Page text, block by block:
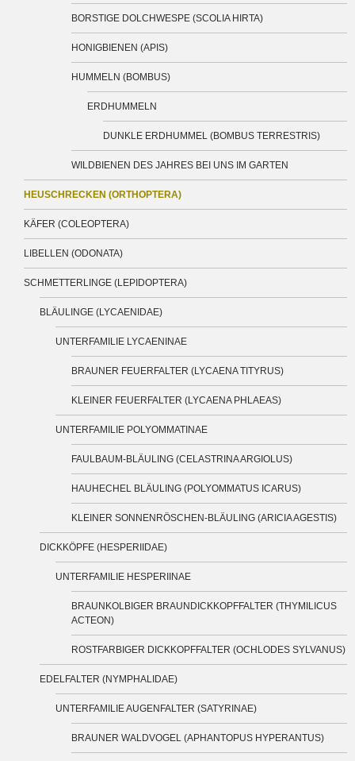
BORSTIGE DOLCHWESPE (SCOLIA HIRTA)
HONIGBIENEN (APIS)
HUMMELN (BOMBUS)
ERDHUMMELN
DUNKLE ERDHUMMEL (BOMBUS TERRESTRIS)
WILDBIENEN DES JAHRES BEI UNS IM GARTEN
HEUSCHRECKEN (ORTHOPTERA)
KÄFER (COLEOPTERA)
LIBELLEN (ODONATA)
SCHMETTERLINGE (LEPIDOPTERA)
BLÄULINGE (LYCAENIDAE)
UNTERFAMILIE LYCAENINAE
BRAUNER FEUERFALTER (LYCAENA TITYRUS)
KLEINER FEUERFALTER (LYCAENA PHLAEAS)
UNTERFAMILIE POLYOMMATINAE
FAULBAUM-BLÄULING (CELASTRINA ARGIOLUS)
HAUHECHEL BLÄULING (POLYOMMATUS ICARUS)
KLEINER SONNENRÖSCHEN-BLÄULING (ARICIA AGESTIS)
DICKKÖPFE (HESPERIIDAE)
UNTERFAMILIE HESPERIINAE
BRAUNKOLBIGER BRAUNDICKKOPFFALTER (THYMILICUS
ACTEON)
ROSTFARBIGER DICKKOPFFALTER (OCHLODES SYLVANUS)
EDELFALTER (NYMPHALIDAE)
UNTERFAMILIE AUGENFALTER (SATYRINAE)
BRAUNER WALDVOGEL (APHANTOPUS HYPERANTUS)